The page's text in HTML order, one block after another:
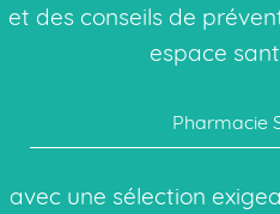
et des conseils de
espace
Pharmacie
avec une sélection